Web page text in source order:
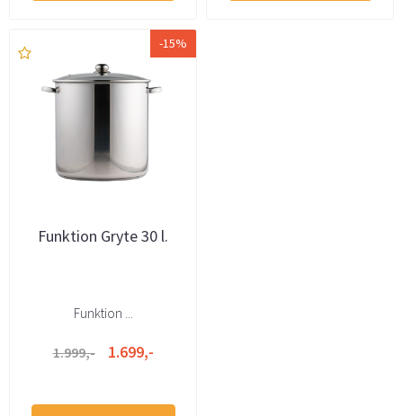
-15%
Funktion Gryte 30 l.
Funktion ...
1.999,- 1.699,-